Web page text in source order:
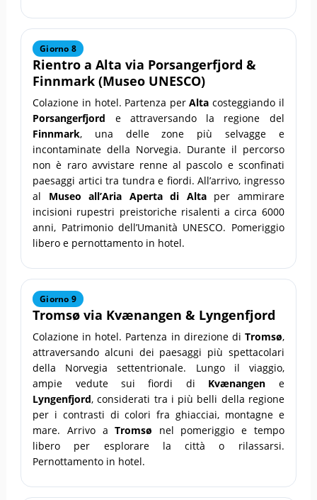
Giorno 8
Rientro aAlta via Porsangerfjord &
Finnmark (Museo UNESCO)
Colazione in hotel. Partenza perAlta costeggiando il
Porsangerfjord e attraversando la regione del
Finnmark, una delle zone più selvagge e
incontaminate della Norvegia. Durante il percorso
non è raro avvistare renne al pascolo e sconfinati
paesaggi artici tra tundra e fiordi. All’arrivo, ingresso
al Museo all’Aria Aperta di Altaper ammirare
incisioni rupestri preistoriche risalenti a circa 6000
anni, Patrimonio dell’Umanità UNESCO. Pomeriggio
libero e pernottamento in hotel.
Giorno 9
Tromsø via Kvænangen & Lyngenfjord
Colazione in hotel. Partenza in direzione di Tromsø,
attraversando alcuni dei paesaggi più spettacolari
della Norvegia settentrionale. Lungo il viaggio,
ampie vedute sui fiordi di Kvænangen e
Lyngenfjord, considerati tra i più belli della regione
per i contrasti di colori fra ghiacciai, montagne e
mare. Arrivo aTromsø nel pomeriggio e tempo
libero per esplorare la città o rilassarsi.
Pernottamento in hotel.